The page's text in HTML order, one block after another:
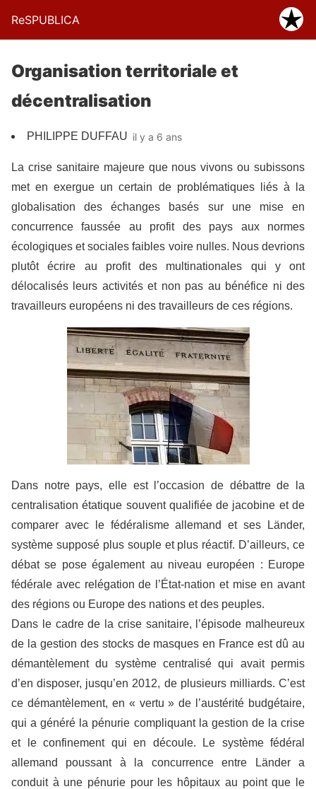
ReSPUBLICA
Organisation territoriale et
décentralisation
PHILIPPE DUFFAU il y a 6 ans
La crise sanitaire majeure que nous vivons ou subissons
met en exergue un certain de problématiques liés à la
globalisation des échanges basés sur une mise en
concurrence faussée au profit des pays aux normes
écologiques et sociales faibles voire nulles. Nous devrions
plutôt écrire au profit des multinationales qui y ont
délocalisés leurs activités et non pas au bénéfice ni des
travailleurs européens ni des travailleurs de ces régions.
Dans notre pays, elle est l’occasion de débattre de la
centralisation étatique souvent qualifiée de jacobine et de
comparer avec le fédéralisme allemand et ses Länder,
système supposé plus souple et plus réactif. D’ailleurs, ce
débat se pose également au niveau européen : Europe
fédérale avec relégation de l’État-nation et mise en avant
des régions ou Europe des nations et des peuples.
Dans le cadre de la crise sanitaire, l’épisode malheureux
de la gestion des stocks de masques en France est dû au
démantèlement du système centralisé qui avait permis
d’en disposer, jusqu’en 2012, de plusieurs milliards. C’est
ce démantèlement, en « vertu » de l’austérité budgétaire,
qui a généré la pénurie compliquant la gestion de la crise
et le confinement qui en découle. Le système fédéral
allemand poussant à la concurrence entre Länder a
conduit à une pénurie pour les hôpitaux au point que le